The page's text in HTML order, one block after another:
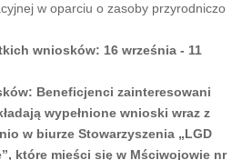
w oparciu o zasoby przyrodniczo
wniosków: 16 września - 11
Beneficjenci zainteresowani
wypełnione wnioski wraz z
w biurze Stowarzyszenia „LGD
które mieści się w Mściwojowie nr